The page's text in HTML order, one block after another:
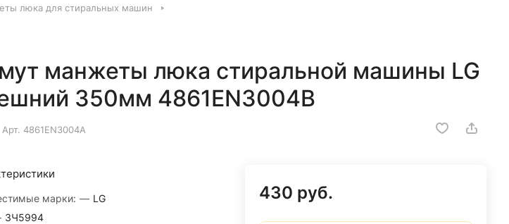
люка для стиральных машин
манжеты люка стиральной машины LG
350мм 4861EN3004B
Арт. 4861EN3004А
марки: — LG
ЗЧ5994
430 руб.